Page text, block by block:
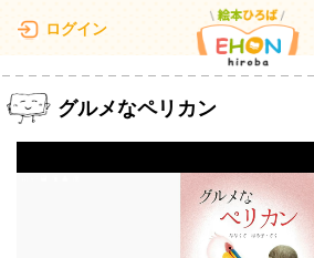
ログイン
グルメなペリカン